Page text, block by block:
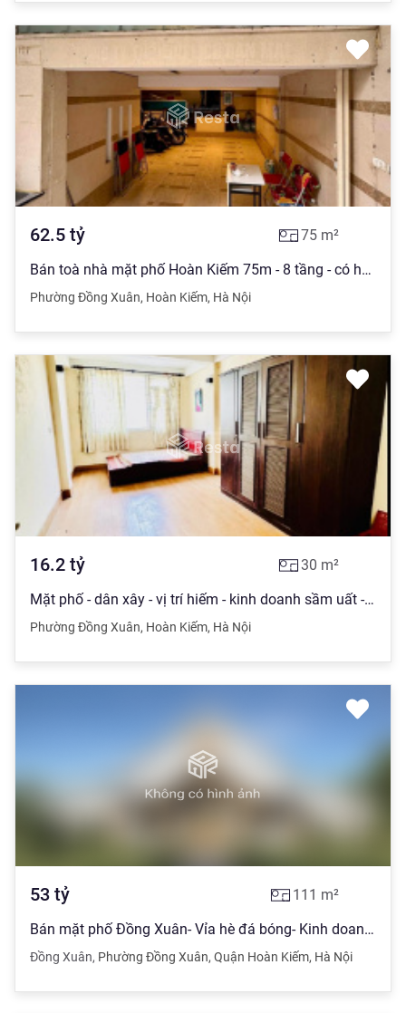
62.5 tỷ 75 m²
Bán toà nhà mặt phố Hoàn Kiếm 75m - 8 tầng - có hầm - mặt tiền 5.8m - chỉ 62.5 tỷ - LH: 0904 161 ***
Phường Đồng Xuân, Hoàn Kiếm, Hà Nội
16.2 tỷ 30 m²
Mặt phố - dân xây - vị trí hiếm - kinh doanh sầm uất - dòng tiền ổn định - trung tâm hoàn kiếm hàng
Phường Đồng Xuân, Hoàn Kiếm, Hà Nội
53 tỷ 111 m²
Bán mặt phố Đồng Xuân- Vỉa hè đá bóng- Kinh doanh ngày đêm - 11m- 53Tỷ
Đồng Xuân, Phường Đồng Xuân, Quận Hoàn Kiếm, Hà Nội